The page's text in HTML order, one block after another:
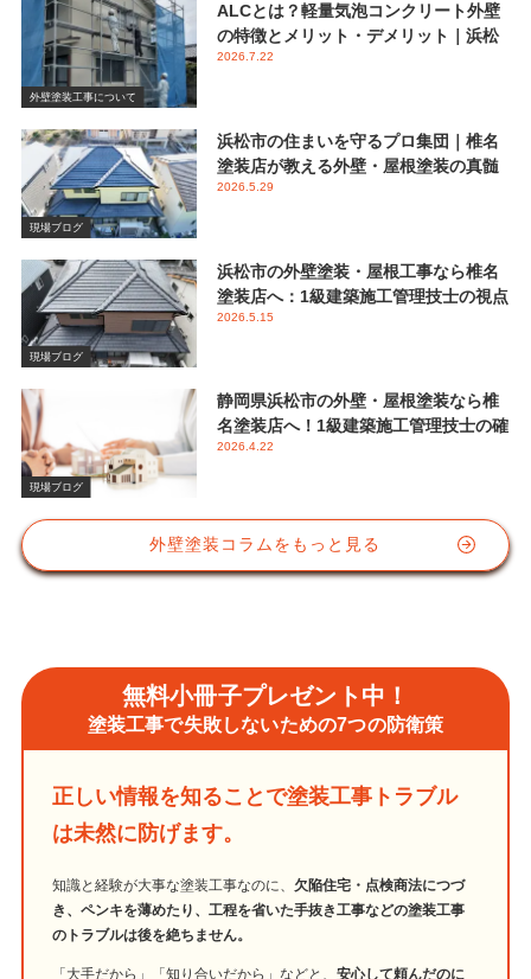
外壁塗装工事について
ALCとは？軽量気泡コンクリート外壁
の特徴とメリット・デメリット｜浜松
市 椎名塗装店
2026.7.22
現場ブログ
浜松市の住まいを守るプロ集団｜椎名
塗装店が教える外壁・屋根塗装の真髄
と失敗しない業者選び
2026.5.29
現場ブログ
浜松市の外壁塗装・屋根工事なら椎名
塗装店へ：1級建築施工管理技士の視点
で伝える後悔しないメンテナンス
2026.5.15
現場ブログ
静岡県浜松市の外壁・屋根塗装なら椎
名塗装店へ！1級建築施工管理技士の確
かな視点と屋根塗装におけるシリコン
2026.4.22
外壁塗装コラムをもっと見る
無料小冊子プレゼント中！
塗装工事で失敗しないための7つの防衛策
正しい情報を知ることで塗装工事トラブル
は未然に防げます。
知識と経験が大事な塗装工事なのに、 欠陥住宅・点検商法につづ
き、ペンキを薄めたり、工程を省いた手抜き工事などの塗装工事
のトラブルは後を絶ちません。
「大手だから」「知り合いだから」などと、安心して頼んだのに